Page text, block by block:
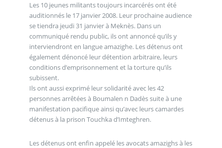
Les 10 jeunes militants toujours incarcérés ont été
auditionnés le 17 janvier 2008. Leur prochaine audience
se tiendra jeudi 31 janvier à Meknès. Dans un
communiqué rendu public, ils ont annoncé qu’ils y
interviendront en langue amazighe. Les détenus ont
également dénoncé leur détention arbitraire, leurs
conditions d’emprisonnement et la torture qu’ils
subissent.
Ils ont aussi exprimé leur solidarité avec les 42
personnes arrêtées à Boumalen n Dadès suite à une
manifestation pacifique ainsi qu’avec leurs camardes
détenus à la prison Touchka d’Imteghren.
Les détenus ont enfin appelé les avocats amazighs à les